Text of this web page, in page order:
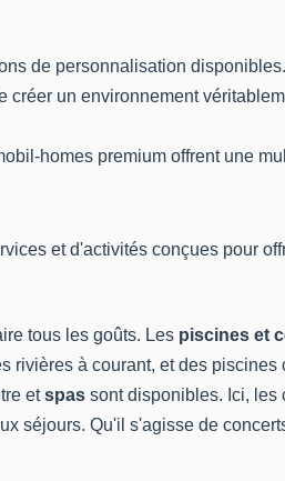
de personnalisation
un environnement
homes premium offrent une
et d'activités conçues pour
tous les goûts. Les piscines et
à courant, et des
etspas sont disponibles. Ici, les
séjours. Qu'il s'agisse de